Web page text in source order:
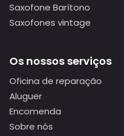
Saxofone Barítono
Saxofones vintage
Os nossos serviços
Oficina de reparação
Aluguer
Encomenda
Sobre nós